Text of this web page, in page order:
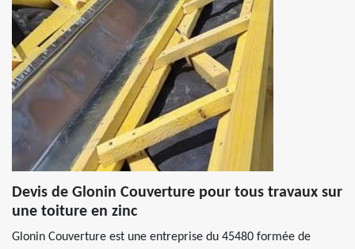
Devis de Glonin Couverture pour tous travaux sur
une toiture en zinc
Glonin Couverture est une entreprise du 45480 formée de